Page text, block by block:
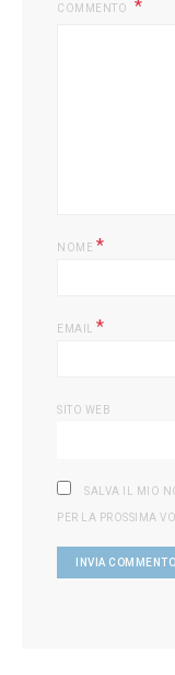
COMMENTO
NOME *
EMAIL *
SITO WEB
SALVA IL MIO
PER LA PROSSIMA